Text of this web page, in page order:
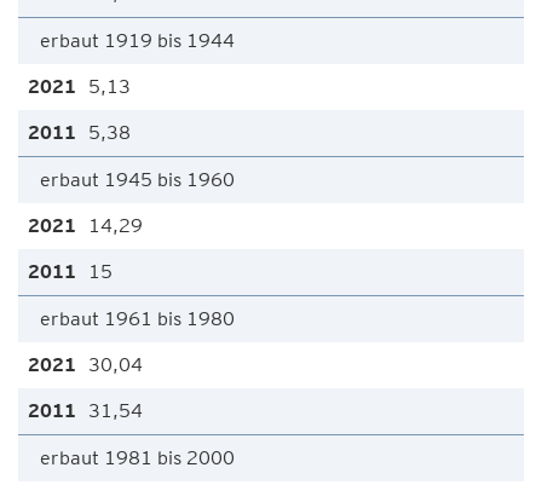
erbaut 1919 bis 1944
5,13
5,38
erbaut 1945 bis 1960
14,29
15
erbaut 1961 bis 1980
30,04
31,54
erbaut 1981 bis 2000